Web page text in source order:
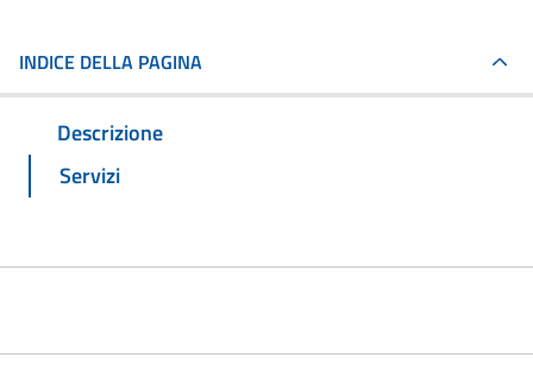
INDICE DELLA PAGINA
Descrizione
Servizi